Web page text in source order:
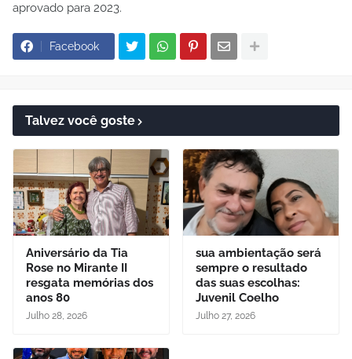
aprovado para 2023.
Facebook
Talvez você goste
Aniversário da Tia
Rose no Mirante II
resgata memórias dos
anos 80
Julho 28, 2026
sua ambientação será
sempre o resultado
das suas escolhas:
Juvenil Coelho
Julho 27, 2026